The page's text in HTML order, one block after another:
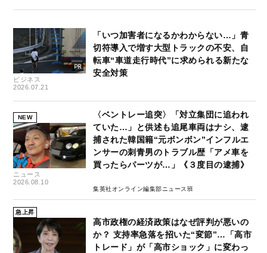
ビジネス
2026.07.21
「いつ加害者になるかわからない…」青
切符導入で増す大型トラックの不安、自
転車“車道走行時代”に求められる新たな
安全対策
NEW
ニュース
2026.08.10
〈ベントレー追突〉「対立集団に追われ
ていた…」と供述も追尾車両はナシ、逮
捕された韓国籍“元ボンボン”インフルエ
ンサーの刺青男のトラブル歴「アメ車を
買ったらパーツが…」《３度目の逮捕》
集英社オンライン編集部ニュース班
急上昇
高市政権の経済政策はなぜ評判が悪いの
か？ 支持率急落を招いた“変節”…「高市
トレード」が「高市ショック」に変わっ